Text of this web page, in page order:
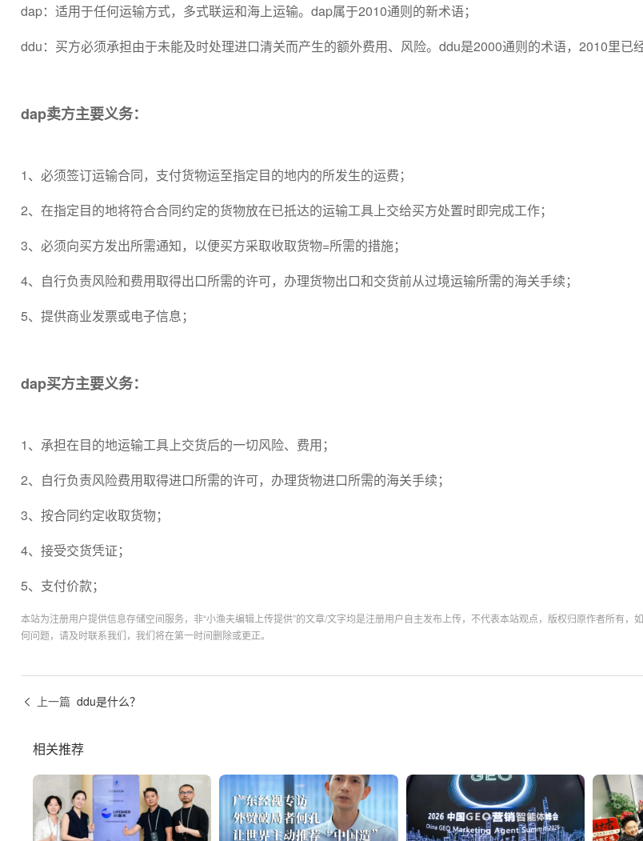
dap：适用于任何运输方式，多式联运和海上运输。dap属于2010通则的新术语；
ddu：买方必须承担由于未能及时处理进口清关而产生的额外费用、风险。ddu是2000通则的术语，2010里已
dap卖方主要义务：
1、必须签订运输合同，支付货物运至指定目的地内的所发生的运费；
2、在指定目的地将符合合同约定的货物放在已抵达的运输工具上交给买方处置时即完成工作；
3、必须向买方发出所需通知，以便买方采取收取货物=所需的措施；
4、自行负责风险和费用取得出口所需的许可，办理货物出口和交货前从过境运输所需的海关手续；
5、提供商业发票或电子信息；
dap买方主要义务：
1、承担在目的地运输工具上交货后的一切风险、费用；
2、自行负责风险费用取得进口所需的许可，办理货物进口所需的海关手续；
3、按合同约定收取货物；
4、接受交货凭证；
5、支付价款；
本站为注册用户提供信息存储空间服务，非“小渔夫编辑上传提供”的文章/文字均是注册用户自主发布上传，不代表本站观点，版权归原作者所有，
何问题，请及时联系我们，我们将在第一时间删除或更正。
上一篇 ddu是什么？
相关推荐